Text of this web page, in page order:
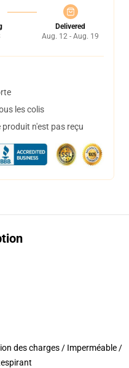
Delivered
Aug. 12 - Aug. 19
les colis
n'est pas reçu
des charges / Imperméable /